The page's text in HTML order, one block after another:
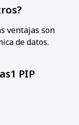
ventajas son
de datos.
PIP